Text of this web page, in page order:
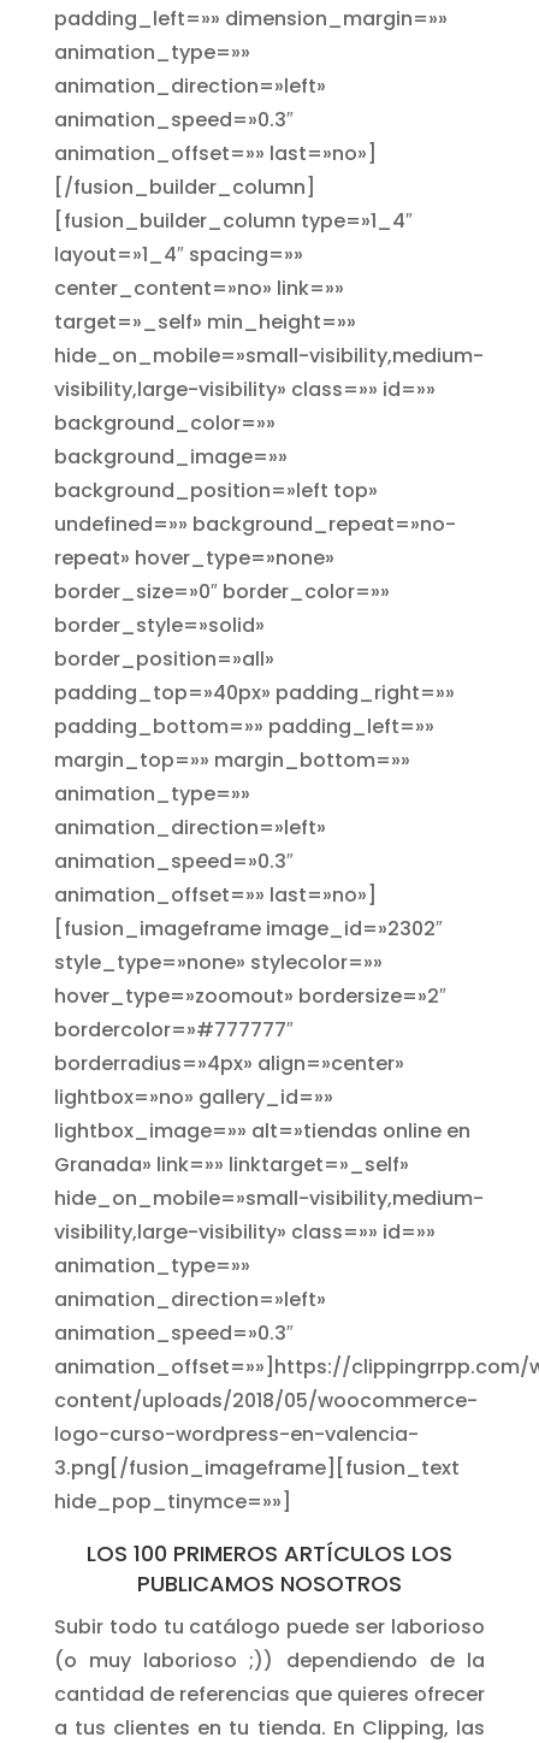
padding_left=»» dimension_margin=»»
animation_type=»»
animation_direction=»left»
animation_speed=»0.3″
animation_offset=»» last=»no»]
[/fusion_builder_column]
[fusion_builder_column type=»1_4″
layout=»1_4″ spacing=»»
center_content=»no» link=»»
target=»_self» min_height=»»
hide_on_mobile=»small-visibility,medium-
visibility,large-visibility» class=»» id=»»
background_color=»»
background_image=»»
background_position=»left top»
undefined=»» background_repeat=»no-
repeat» hover_type=»none»
border_size=»0″ border_color=»»
border_style=»solid»
border_position=»all»
padding_top=»40px» padding_right=»»
padding_bottom=»» padding_left=»»
margin_top=»» margin_bottom=»»
animation_type=»»
animation_direction=»left»
animation_speed=»0.3″
animation_offset=»» last=»no»]
[fusion_imageframe image_id=»2302″
style_type=»none» stylecolor=»»
hover_type=»zoomout» bordersize=»2″
bordercolor=»#777777″
borderradius=»4px» align=»center»
lightbox=»no» gallery_id=»»
lightbox_image=»» alt=»tiendas online en
Granada» link=»» linktarget=»_self»
hide_on_mobile=»small-visibility,medium-
visibility,large-visibility» class=»» id=»»
animation_type=»»
animation_direction=»left»
animation_speed=»0.3″
animation_offset=»»]https://clippingrrpp.com/
content/uploads/2018/05/woocommerce-
logo-curso-wordpress-en-valencia-
3.png[/fusion_imageframe][fusion_text
hide_pop_tinymce=»»]
LOS 100 PRIMEROS ARTÍCULOS LOS
PUBLICAMOS NOSOTROS
Subir todo tu catálogo puede ser laborioso
(o muy laborioso ;)) dependiendo de la
cantidad de referencias que quieres ofrecer
a tus clientes en tu tienda. En Clipping, las